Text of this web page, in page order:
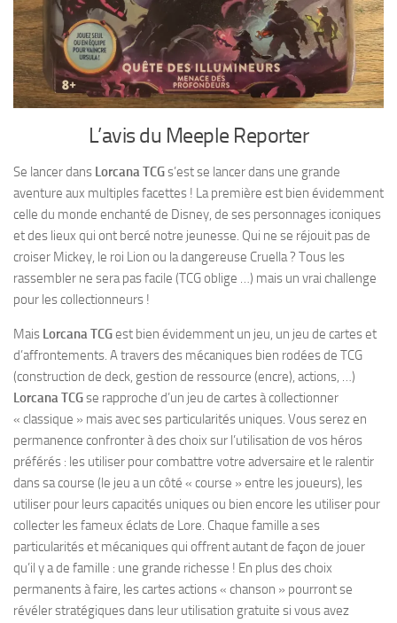
L’avis du Meeple Reporter
Se lancer dans Lorcana TCGs’est se lancer dans une grande
aventure aux multiples facettes ! La première est bien évidemment
celle du monde enchanté de Disney, de ses personnages iconiques
et des lieux qui ont bercé notre jeunesse. Qui ne se réjouit pas de
croiser Mickey, le roi Lion ou la dangereuse Cruella ? Tous les
rassembler ne sera pas facile (TCG oblige …) mais un vrai challenge
pour les collectionneurs !
Mais Lorcana TCGest bien évidemment un jeu, un jeu de cartes et
d’affrontements. A travers des mécaniques bien rodées de TCG
(construction de deck, gestion de ressource (encre), actions, …)
Lorcana TCGse rapproche d’un jeu de cartes à collectionner
« classique » mais avec ses particularités uniques. Vous serez en
permanence confronter à des choix sur l’utilisation de vos héros
préférés : les utiliser pour combattre votre adversaire et le ralentir
dans sa course (le jeu a un côté « course » entre les joueurs), les
utiliser pour leurs capacités uniques ou bien encore les utiliser pour
collecter les fameux éclats de Lore. Chaque famille a ses
particularités et mécaniques qui offrent autant de façon de jouer
qu’il y a de famille : une grande richesse ! En plus des choix
permanents à faire, les cartes actions « chanson » pourront se
révéler stratégiques dans leur utilisation gratuite si vous avez